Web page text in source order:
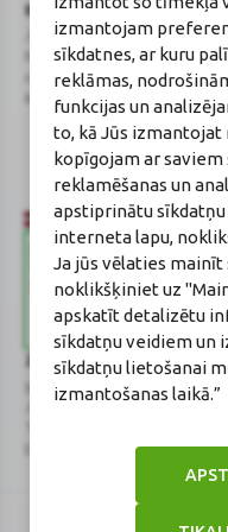
izmantojam
sīkdatnes, ar kuru
reklāmas,
funkcijas un
to, kā Jūs
kopīgojam ar saviem
reklamēšanas un
apstiprinātu
interneta lapu,
Ja jūs vēlaties
noklikšķiniet uz
apskatīt detalizētu
sīkdatņu veidiem un
sīkdatņu lietošanai
izmantošanas laikā.”
BENU Aptieka Latvija, SIA
Juridiskā adrese / Faktiskā
Noliktavu iela 5, Dreiliņi,
novads, LV-2130
Reģistrācijas Nr.: 40003252167
Zāļu valsts aģentūra
www.zva.gov.lv
E-pasts: info@zva.gov.lv